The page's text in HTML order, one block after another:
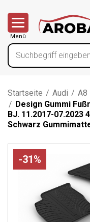
Menü
Startseite / Audi / A8
/ Design Gummi
BJ. 11.2017-07.2023
Schwarz
-31%